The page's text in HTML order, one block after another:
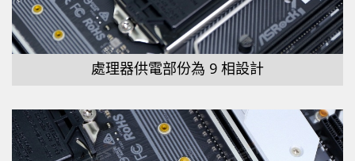
處理器供電部份為 9 相設計